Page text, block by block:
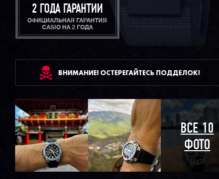
2 ГОДА ГАРАНТИИ
ОФИЦИАЛЬНАЯ ГАРАНТИЯ
CASIO НА 2 ГОДА
ВНИМАНИЕ! ОСТЕРЕГАЙТЕСЬ ПОДДЕЛОК!
ВСЕ 10
ФОТО